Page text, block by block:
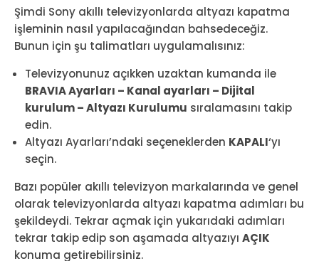
Şimdi Sony akıllı televizyonlarda altyazı kapatma
işleminin nasıl yapılacağından bahsedeceğiz.
Bunun için şu talimatları uygulamalısınız:
Televizyonunuz açıkken uzaktan kumanda ile
BRAVIA Ayarları – Kanal ayarları – Dijital
kurulum – Altyazı Kurulumu sıralamasını takip
edin.
Altyazı Ayarları’ndaki seçeneklerden KAPALI‘yı
seçin.
Bazı popüler akıllı televizyon markalarında ve genel
olarak televizyonlarda altyazı kapatma adımları bu
şekildeydi. Tekrar açmak için yukarıdaki adımları
tekrar takip edip son aşamada altyazıyı AÇIK
konuma getirebilirsiniz.